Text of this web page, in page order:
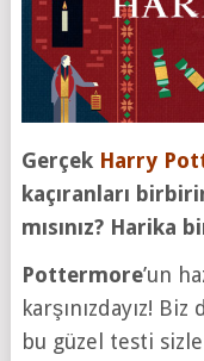
Gerçek Harry
kaçıranları
mısınız? Harika
Pottermore’un
karşınızdayız!
bu güzel testi